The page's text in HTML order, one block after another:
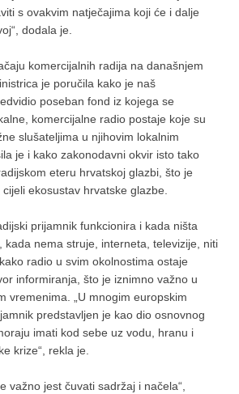
s ovakvim natječajima koji će i dalje
dodala je.
komercijalnih radija na današnjem
je poručila kako je naš
poseban fond iz kojega se
komercijalne radio postaje koje su
slušateljima u njihovim lokalnim
je i kako zakonodavni okvir isto tako
eteru hrvatskoj glazbi, što je
ekosustav hrvatske glazbe.
prijamnik funkcionira i kada ništa
kada nema struje, interneta, televizije, niti
radio u svim okolnostima ostaje
informiranja, što je iznimno važno u
vremenima. „U mnogim europskim
predstavljen je kao dio osnovnog
imati kod sebe uz vodu, hranu i
krize“, rekla je.
važno jest čuvati sadržaj i načela“,